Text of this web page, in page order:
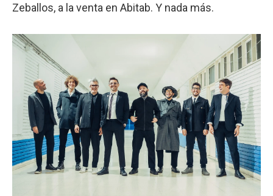
Zeballos, a la venta en Abitab. Y nada más.